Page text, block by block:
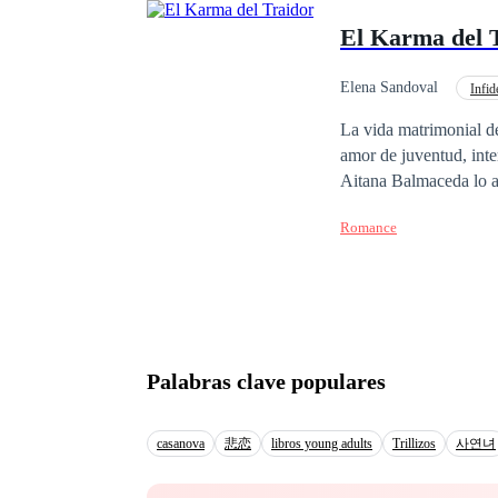
buscando a su mate,
contra en la mezcla
verdes, pelo güero,
ningún hombre, está
predestinada para
ojos azules, aunque
plebeya, jamás supo
pero a partir de los
del amor y de sus
El Karma del
Elena Sandoval
La vida matrimonial
amor de juventud,
Aitana Balmaceda lo
insoportable, ni
incapaz de
reservaba sus
cheques en blanco,
preguntaba sobre su
Romance
Palabras clave populares
casanova 悲恋 libros young adults Trillizos 사연녀